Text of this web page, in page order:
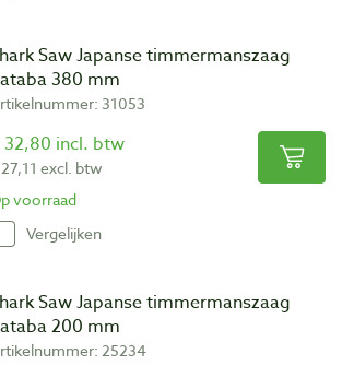
Saw Japanse timmermanszaag
380 mm
31053
32,80 incl. btw
excl. btw
voorraad
Vergelijken
Saw Japanse timmermanszaag
200 mm
25234